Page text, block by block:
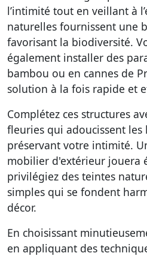
l’intimité tout en veillant à
naturelles fournissent une
favorisant la biodiversité.
également installer des
bambou ou en cannes de
solution à la fois rapide et
Complétez ces structures
fleuries qui adoucissent les
préservant votre intimité.
mobilier d'extérieur jouera
privilégiez des teintes
simples qui se fondent
décor.
En choisissant
en appliquant des